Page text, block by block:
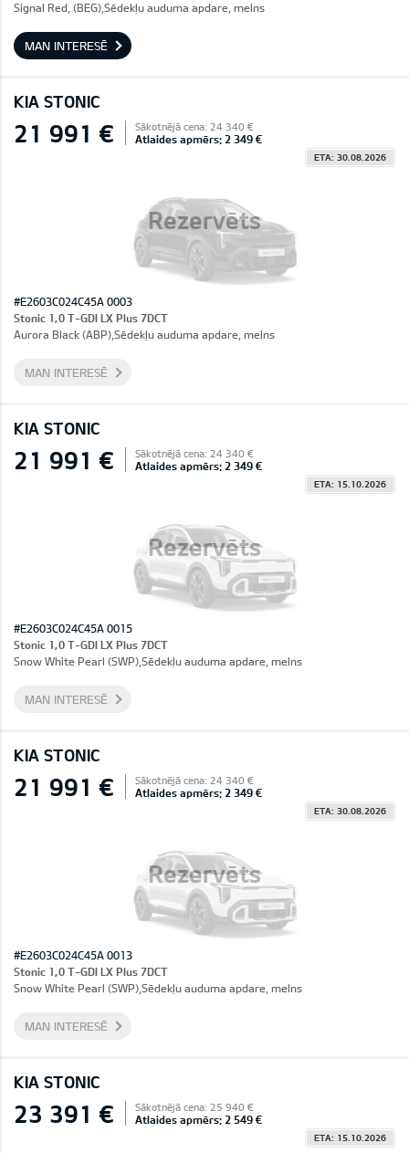
Signal Red, (BEG),Sēdekļu auduma apdare, melns
MAN INTERESĒ
KIA STONIC
Rezervēts
21 991 € Sākotnējā cena: 24 340 €
Atlaides apmērs: 2 349 €
ETA: 30.08.2026
#E2603C024C45A 0003
Stonic 1,0 T-GDI LX Plus 7DCT
Aurora Black (ABP),Sēdekļu auduma apdare, melns
MAN INTERESĒ
KIA STONIC
Rezervēts
21 991 € Sākotnējā cena: 24 340 €
Atlaides apmērs: 2 349 €
ETA: 15.10.2026
#E2603C024C45A 0015
Stonic 1,0 T-GDI LX Plus 7DCT
Snow White Pearl (SWP),Sēdekļu auduma apdare, melns
MAN INTERESĒ
KIA STONIC
Rezervēts
21 991 € Sākotnējā cena: 24 340 €
Atlaides apmērs: 2 349 €
ETA: 30.08.2026
#E2603C024C45A 0013
Stonic 1,0 T-GDI LX Plus 7DCT
Snow White Pearl (SWP),Sēdekļu auduma apdare, melns
MAN INTERESĒ
KIA STONIC
23 391 € Sākotnējā cena: 25 940 €
Atlaides apmērs: 2 549 €
ETA: 15.10.2026